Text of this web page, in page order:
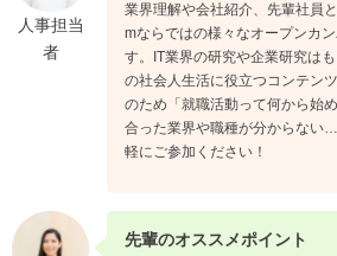
人事担当
者
業界理解や会社紹介、先輩社員
mならではの様々なオープンカ
す。IT業界の研究や企業研究は
の社会人生活に役立つコンテン
のため「就職活動って何から始
合った業界や職種が分からない
軽にご参加ください！
先輩のオススメポイント